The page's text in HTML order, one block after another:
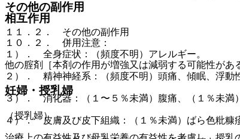
相互作用
１０．２． 併用注意：
他の腟剤［本剤の作用が増強又は減弱する可能性があ
妊婦・授乳婦
（授乳婦）
その他の副作用
１１．２． その他の副作用
１）． 全身症状：（頻度不明）アレルギー。
２）． 精神神経系：（頻度不明）頭痛、傾眠、浮動
３）． 消化器：（１〜５％未満）腹痛、（１％未満
４）． 皮膚及び皮下組織：（１％未満）ばら色粃糠